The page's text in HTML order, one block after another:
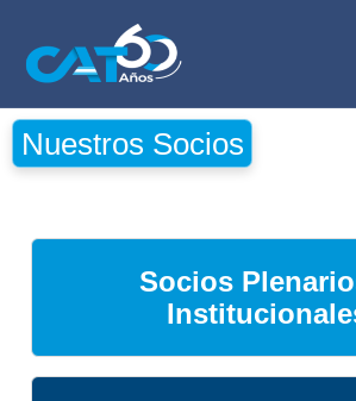
Nuestros Socios
Socios